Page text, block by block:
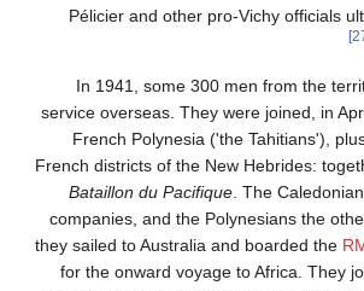
Pélicier and other pro-Vichy officials
In 1941, some 300 men from the
service overseas. They were joined, in
French Polynesia ('the Tahitians'),
French districts of the New Hebrides:
Bataillon du Pacifique . The
companies, and the Polynesians the
they sailed to Australia and boarded the
for the onward voyage to Africa. They